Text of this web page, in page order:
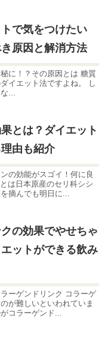
で気をつけたい
き原因と解消方法
に！？その原因とは 糖質
イエット法ですよね。 し
...
とは？ダイエット
由も紹介
の効能がスゴイ！何に良
は日本原産のセリ科シシ
摘んでも明日に...
の効果でやせちゃ
ットができる飲み
ーゲンドリンク コラーゲ
が難しいといわれていま
コラーゲンド...